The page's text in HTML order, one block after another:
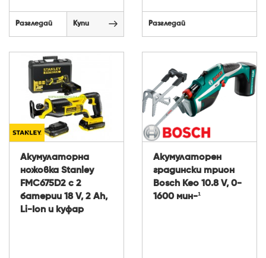
Разгледай Купи Разгледай
Акумулаторна
ножовка Stanley
FMC675D2 с 2
батерии 18 V, 2 Ah,
Li-Ion и куфар
Акумулаторен
градински трион
Bosch Keo 10.8 V, 0-
1600 мин-¹